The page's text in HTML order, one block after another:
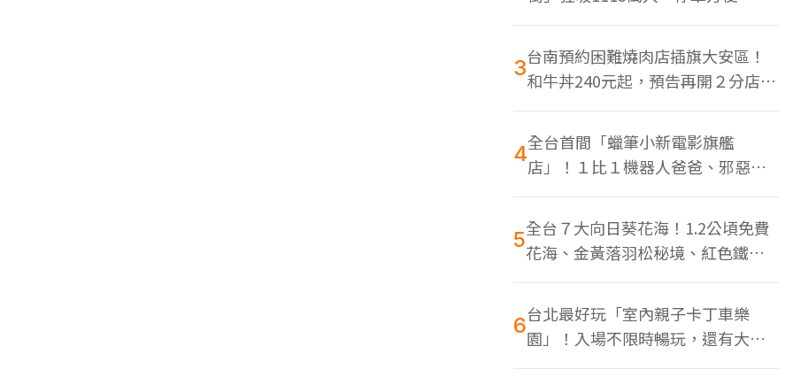
色美食多
3台南預約困難燒肉店插旗大安區！
和牛丼240元起，預告再開２分店、
地點曝光
4全台首間「蠟筆小新電影旗艦
店」！１比１機器人爸爸、邪惡正
男，百款周邊買翻
5全台７大向日葵花海！1.2公頃免費
花海、金黃落羽松秘境、紅色鐵橋
同框
6台北最好玩「室內親子卡丁車樂
園」！入場不限時暢玩，還有大螢
幕Switch遊戲區